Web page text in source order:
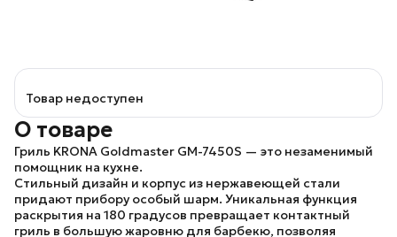
Товар недоступен
О товаре
Гриль KRONA Goldmaster GM-7450S — это незаменимый
помощник на кухне.
Стильный дизайн и корпус из нержавеющей стали
придают прибору особый шарм. Уникальная функция
раскрытия на 180 градусов превращает контактный
гриль в большую жаровню для барбекю, позволяя